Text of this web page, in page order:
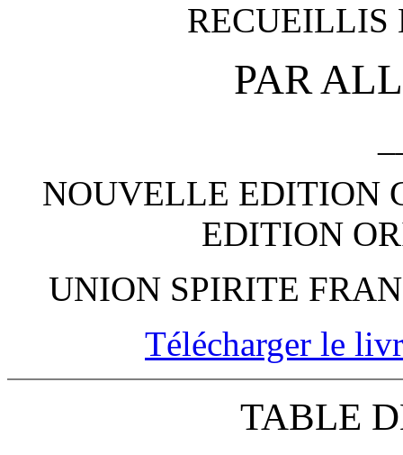
RECUEILLIS
PAR
NOUVELLE EDITION
EDITION
UNION SPIRITE
Télécharger le
TABLE